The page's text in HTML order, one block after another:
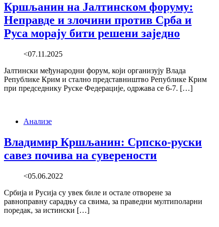
Кршљанин на Јалтинском форуму:
Неправде и злочини против Срба и
Руса морају бити решени заједно
<07.11.2025
Јалтински међународни форум, који организују Влада
Републике Крим и стално представништво Републике Крим
при председнику Руске Федерације, одржава се 6-7. […]
Анализе
Владимир Кршљанин: Српско-руски
савез почива на суверености
<05.06.2022
Србија и Русија су увек биле и остале отворене за
равноправну сарадњу са свима, за праведни мултиполарни
поредак, за истински […]